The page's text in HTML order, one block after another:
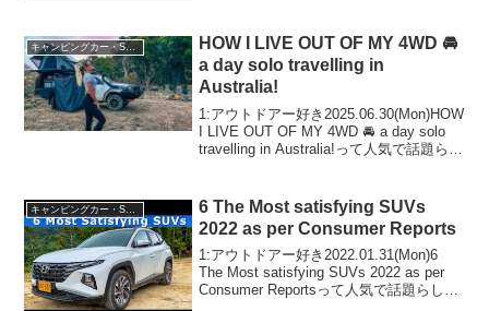
キャンピングカー・SUV人気車種
HOW I LIVE OUT OF MY 4WD 🚘
a day solo travelling in
Australia!
1:アウトドアー好き2025.06.30(Mon)HOW
I LIVE OUT OF MY 4WD 🚘 a day solo
travelling in Australia!って人気で話題らし
6 The Most satisfying SUVs
2022 as per Consumer Reports
1:アウトドアー好き2022.01.31(Mon)6
The Most satisfying SUVs 2022 as per
Consumer Reportsって人気で話題らしい